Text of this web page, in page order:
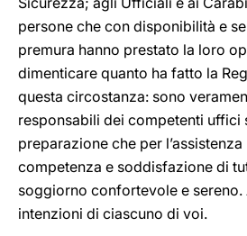
persone che con disponibilità e
premura hanno prestato la loro
dimenticare quanto ha fatto la
questa circostanza: sono
responsabili dei competenti uffici
preparazione che per
competenza e soddisfazione di
soggiorno confortevole e
intenzioni di ciascuno di voi.